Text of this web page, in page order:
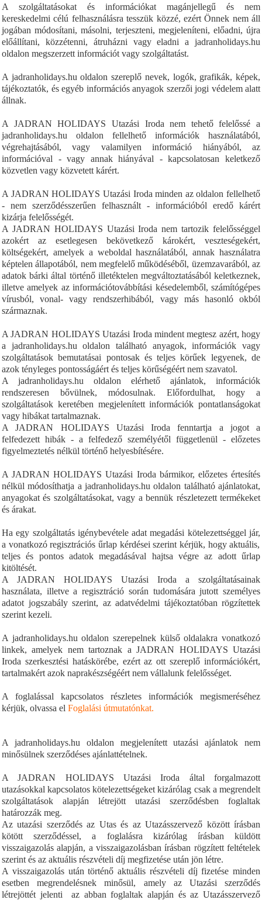
A szolgáltatásokat és információkat magánjellegű és nem
kereskedelmi célú felhasználásra tesszük közzé, ezért Önnek nem áll
jogábanmódosítani, másolni, terjeszteni, megjeleníteni, előadni, újra
előállítani, közzétenni, átruházni vagy eladnia jadranholidays.hu
oldalon megszerzett információt vagy szolgáltatást.
A jadranholidays.hu oldalon szereplő nevek, logók, grafikák, képek,
tájékoztatók, és egyéb információs anyagok szerzői jogi védelem alatt
állnak.
A JADRAN HOLIDAYS Utazási Iroda nem tehető felelőssé a
jadranholidays.hu oldalon fellelhető információk használatából,
végrehajtásából, vagy valamilyen információ hiányából, az
információval - vagy annak hiányával - kapcsolatosan keletkező
közvetlen vagy közvetett kárért.
A JADRAN HOLIDAYS Utazási Iroda minden az oldalon fellelhető
- nem szerződésszerűen felhasznált - információból eredő kárért
kizárja felelősségét.
A JADRAN HOLIDAYS Utazási Iroda nem tartozik felelősséggel
azokért az esetlegesen bekövetkező károkért, veszteségekért,
költségekért, amelyek a weboldal használatából, annak használatra
képtelen állapotából, nem megfelelő működéséből, üzemzavarából, az
adatok bárki által történő illetéktelen megváltoztatásából keletkeznek,
illetve amelyek az információtovábbítási késedelemből, számítógépes
vírusból, vonal- vagy rendszerhibából, vagy más hasonló okból
származnak.
A JADRAN HOLIDAYS Utazási Iroda mindent megtesz azért, hogy
a jadranholidays.hu oldalon található anyagok, információk vagy
szolgáltatások bemutatásai pontosak és teljes körűek legyenek, de
azok tényleges pontosságáért és teljes körűségéért nem szavatol.
A jadranholidays.hu oldalon elérhető ajánlatok, információk
rendszeresen bővülnek, módosulnak. Előfordulhat, hogy a
szolgáltatások keretében megjelenített információk pontatlanságokat
vagy hibákat tartalmaznak.
A JADRAN HOLIDAYS Utazási Iroda fenntartja a jogot a
felfedezett hibák - a felfedező személyétől függetlenül - előzetes
figyelmeztetés nélkül történő helyesbítésére.
A JADRAN HOLIDAYS Utazási Iroda bármikor, előzetes értesítés
nélkül módosíthatja a jadranholidays.hu oldalon található ajánlatokat,
anyagokat és szolgáltatásokat, vagy a bennük részletezett termékeket
és árakat.
Ha egy szolgáltatás igénybevétele adat megadási kötelezettséggel jár,
a vonatkozó regisztrációs űrlap kérdései szerint kérjük, hogy aktuális,
teljes és pontos adatok megadásával hajtsa végre az adott űrlap
kitöltését.
A JADRAN HOLIDAYS Utazási Iroda a szolgáltatásainak
használata, illetve a regisztráció során tudomására jutott személyes
adatot jogszabály szerint, az adatvédelmi tájékoztatóban rögzítettek
szerint kezeli.
A jadranholidays.hu oldalon szerepelnek külső oldalakra vonatkozó
linkek, amelyek nem tartoznak a JADRAN HOLIDAYS Utazási
Iroda szerkesztési hatáskörébe, ezért az ott szereplő információkért,
tartalmakért azok naprakészségéért nem vállalunk felelősséget.
A foglalással kapcsolatos részletes információk megismeréséhez
kérjük, olvassa el Foglalási útmutatónkat.
A jadranholidays.hu oldalon megjelenített utazási ajánlatok nem
minősülnek szerződéses ajánlattételnek.
A JADRAN HOLIDAYS Utazási Iroda által forgalmazott
utazásokkal kapcsolatos kötelezettségeket kizárólag csak a megrendelt
szolgáltatások alapján létrejött utazási szerződésben foglaltak
határozzák meg.
Az utazási szerződés az Utas és az Utazásszervező között írásban
kötött szerződéssel, a foglalásra kizárólag írásban küldött
visszaigazolás alapján, a visszaigazolásban írásban rögzített feltételek
szerint és az aktuális részvételi díj megfizetése után jön létre.
A visszaigazolás után történő aktuális részvételi díj fizetése minden
esetben megrendelésnek minősül, amely az Utazási szerződés
létrejöttét jelenti az abban foglaltak alapján és az Utazásszervező